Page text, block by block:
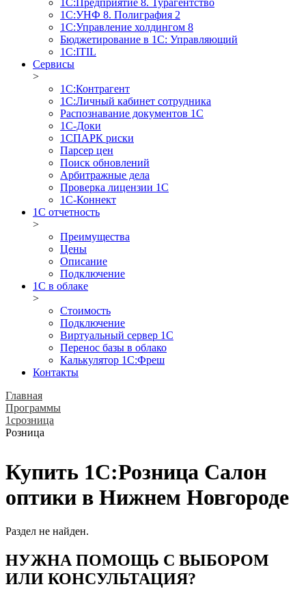
1С:Предприятие 8. Турагентство
1С:УНФ 8. Полиграфия 2
1С:Управление холдингом 8
Бюджетирование в 1С: Управляющий
1С:ITIL
Сервисы
>
1C:Контрагент
1С:Личный кабинет сотрудника
Распознавание документов 1С
1С-Доки
1CПАРК риски
Парсер цен
Поиск обновлений
Арбитражные дела
Проверка лицензии 1С
1С-Коннект
1C отчетность
>
Преимущества
Цены
Описание
Подключение
1С в облаке
>
Стоимость
Подключение
Виртуальный сервер 1С
Перенос базы в облако
Калькулятор 1С:Фреш
Контакты
Главная
Программы
1срозница
Розница
Купить 1С:Розница Салон
оптики в Нижнем Новгороде
Раздел не найден.
НУЖНА ПОМОЩЬ С ВЫБОРОМ
ИЛИ КОНСУЛЬТАЦИЯ?